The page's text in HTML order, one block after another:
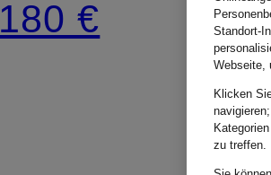
180 €
Standort-
Webseite,
Klicken
zu treffen.